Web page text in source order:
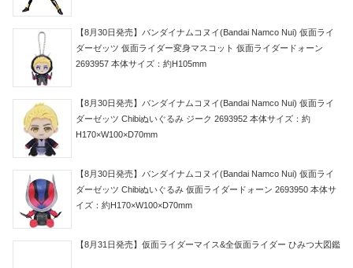
【8月30日発売】バンダイナムコヌイ(Bandai Namco Nui) 仮面ライ
ダーゼッツ 仮面ライダー変身マスコット 仮面ライダードォーン
2693957 本体サイズ：約H105mm
【8月30日発売】バンダイナムコヌイ(Bandai Namco Nui) 仮面ライ
ダーゼッツ Chibiぬいぐるみ ジーク 2693952 本体サイズ：約
H170×W100×D70mm
【8月30日発売】バンダイナムコヌイ(Bandai Namco Nui) 仮面ライ
ダーゼッツ Chibiぬいぐるみ 仮面ライダードォーン 2693950 本体サ
イズ：約H170×W100×D70mm
【8月31日発売】仮面ライダーマイス&全仮面ライダー ひみつ大図鑑